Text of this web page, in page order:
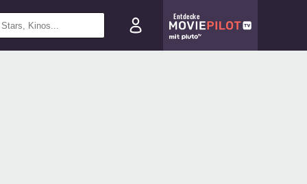
Entdecke